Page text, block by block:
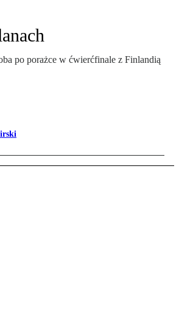
po porażce w ćwierćfinale z Finlandią